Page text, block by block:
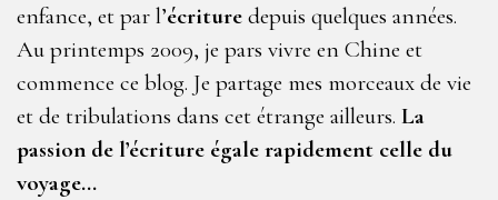
enfance, et par l’écriture depuis quelques années.
Au printemps 2009, je pars vivre en Chine et
commence ce blog. Je partage mes morceaux de vie
et de tribulations dans cet étrange ailleurs. La
passion de l’écriture égale rapidement celle du
voyage…